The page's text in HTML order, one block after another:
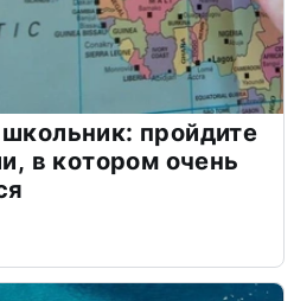
пройдите
в котором очень